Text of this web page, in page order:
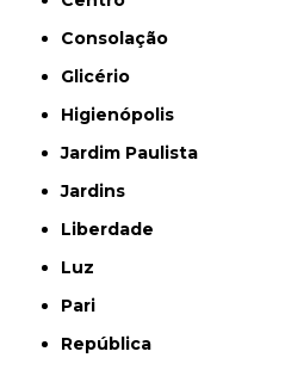
Consolação
Glicério
Higienópolis
Jardim Paulista
Jardins
Liberdade
Luz
Pari
República